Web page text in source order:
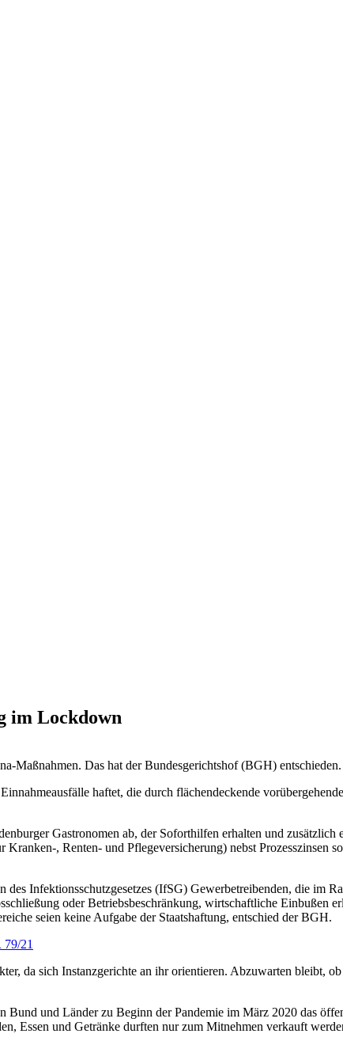
im Lockdown
Maßnahmen. Das hat der Bundesgerichtshof (BGH) entschieden.
haftet, die durch flächendeckende
Gastronomen ab, der Soforthilfen erhalten und zusätzlich
, Renten- und Pflegeversicherung) nebst Prozesszinsen
Infektionsschutzgesetzes (IfSG) Gewerbetreibenden, die im
oder Betriebsbeschränkung, wirtschaftliche Einbußen
seien keine Aufgabe der Staatshaftung, entschied der BGH.
21
da sich Instanzgerichte an ihr orientieren. Abzuwarten bleibt,
und Länder zu Beginn der Pandemie im März 2020 das
Essen und Getränke durften nur zum Mitnehmen verkauft